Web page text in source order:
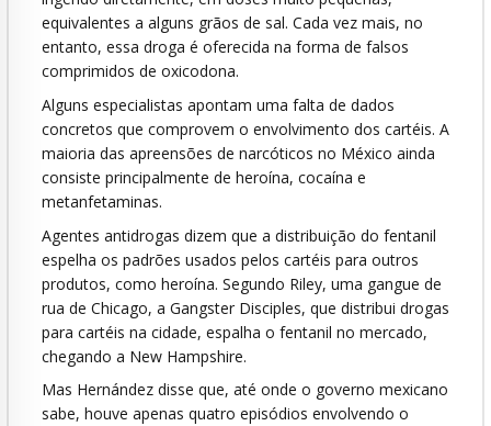
equivalentes a alguns grãos de sal. Cada vez mais, no
entanto, essa droga é oferecida na forma de falsos
comprimidos de oxicodona.
Alguns especialistas apontam uma falta de dados
concretos que comprovem o envolvimento dos cartéis. A
maioria das apreensões de narcóticos no México ainda
consiste principalmente de heroína, cocaína e
metanfetaminas.
Agentes antidrogas dizem que a distribuição do fentanil
espelha os padrões usados pelos cartéis para outros
produtos, como heroína. Segundo Riley, uma gangue de
rua de Chicago, a Gangster Disciples, que distribui drogas
para cartéis na cidade, espalha o fentanil no mercado,
chegando a New Hampshire.
Mas Hernández disse que, até onde o governo mexicano
sabe, houve apenas quatro episódios envolvendo o